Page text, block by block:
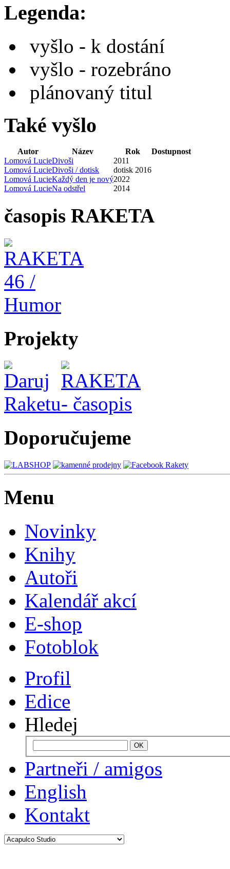
Legenda:
vyšlo - k dostání
vyšlo - rozebráno
plánovaný titul
Také vyšlo
Autor Název Rok
Dostupnost
Lomová LucieDivoši
2011
Lomová LucieDivoši / dotisk
dotisk 2016
Lomová LucieKaždý den je nový2022
Lomová LucieNa odstřel 2014
časopis RAKETA
Projekty
Doporučujeme
Menu
Novinky
Knihy
Autoři
Kalendář akcí
E-shop
Fotoblok
Profil
Edice
Hledej
Partneři / amigos
English
Kontakt